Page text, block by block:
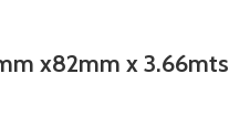
x82mm x 3.66mts